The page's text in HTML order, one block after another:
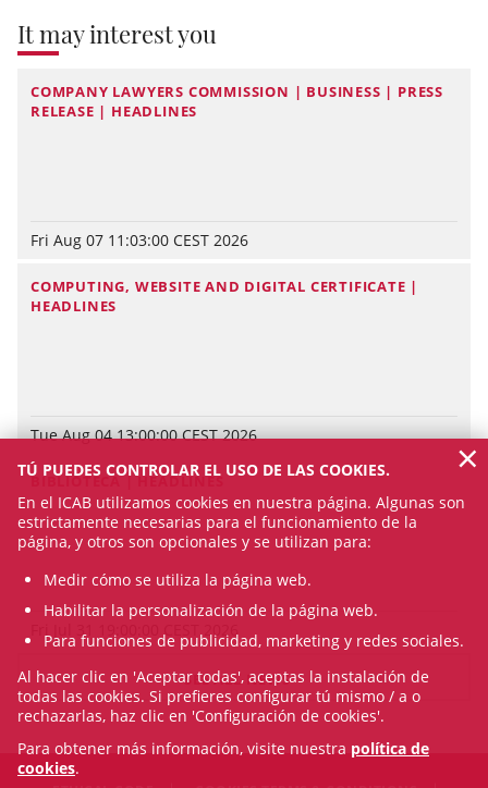
It may interest you
COMPANY LAWYERS COMMISSION | BUSINESS | PRESS
RELEASE | HEADLINES
Fri Aug 07 11:03:00 CEST 2026
COMPUTING, WEBSITE AND DIGITAL CERTIFICATE |
HEADLINES
Tue Aug 04 13:00:00 CEST 2026
BIBLIOTECA | HEADLINES
Fri Jul 31 19:00:00 CEST 2026
SEE ALL NEWS
TÚ PUEDES CONTROLAR EL USO DE LAS COOKIES.
En el ICAB utilizamos cookies en nuestra página. Algunas son
estrictamente necesarias para el funcionamiento de la
página, y otros son opcionales y se utilizan para:
Medir cómo se utiliza la página web.
Habilitar la personalización de la página web.
Para funciones de publicidad, marketing y redes sociales.
Al hacer clic en 'Aceptar todas', aceptas la instalación de
todas las cookies. Si prefieres configurar tú mismo / a o
rechazarlas, haz clic en 'Configuración de cookies'.
Para obtener más información, visite nuestra política de
cookies.
×